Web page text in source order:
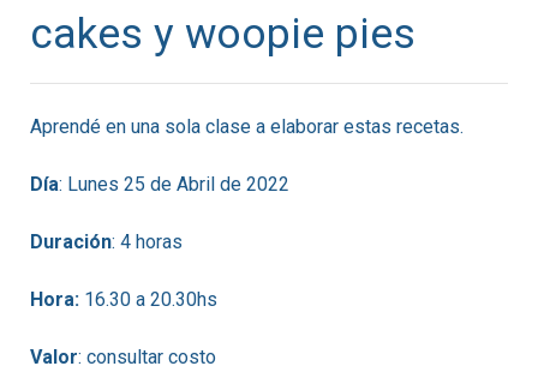
cakes y woopie pies
Aprendé en una sola clase a elaborar estas recetas.
Día: Lunes 25 de Abril de 2022
Duración: 4 horas
Hora: 16.30 a 20.30hs
Valor: consultar costo